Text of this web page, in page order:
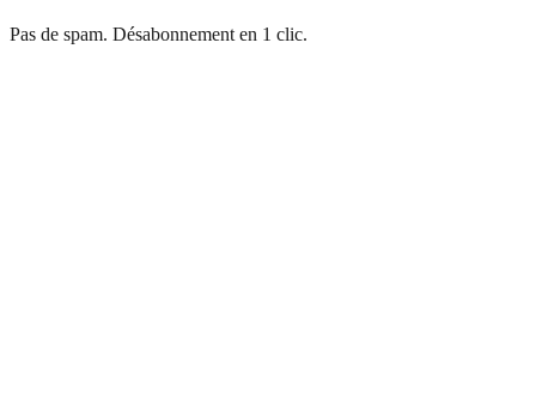
Pas de spam. Désabonnement en 1 clic.